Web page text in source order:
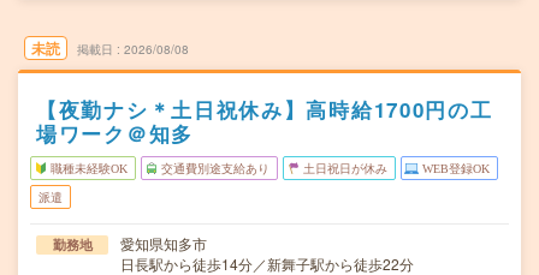
未読 掲載日 2026/08/08
【夜勤ナシ＊土日祝休み】高時給1700円の工
場ワーク＠知多
職種未経験OK 交通費別途支給あり 土日祝日が休み WEB登録OK
派遣
勤務地
愛知県知多市
日長駅から徒歩14分／新舞子駅から徒歩22分